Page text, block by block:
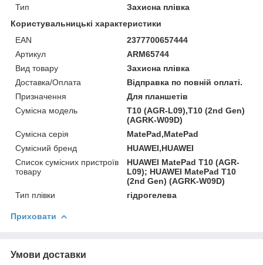
Тип
Захисна плівка
Користувальницькі характеристики
EAN
2377700657444
Артикул
ARM65744
Вид товару
Захисна плівка
Доставка/Оплата
Відправка по повній оплаті.
Призначення
Для планшетів
Сумісна модель
T10 (AGR-L09),T10 (2nd Gen)
(AGRK-W09D)
Сумісна серія
MatePad,MatePad
Сумісний бренд
HUAWEI,HUAWEI
Список сумісних пристроїв
товару
HUAWEI MatePad T10 (AGR-
L09); HUAWEI MatePad T10
(2nd Gen) (AGRK-W09D)
Тип плівки
гідрогелева
Приховати
Умови доставки